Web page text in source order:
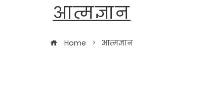
आत्मज्ञान
Home आत्मज्ञान